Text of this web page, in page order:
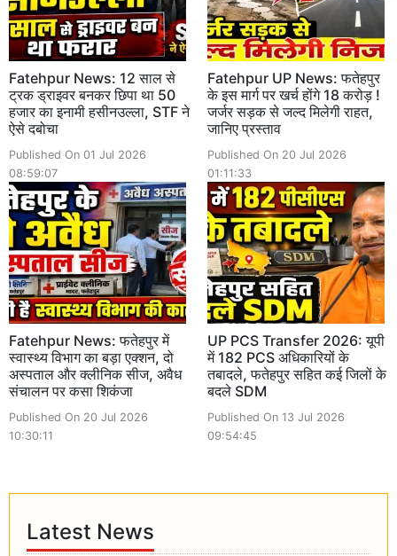
Fatehpur News: 12 साल से
ट्रक ड्राइवर बनकर छिपा था 50
हजार का इनामी हसीनउल्ला, STF ने
ऐसे दबोचा
Published On 01 Jul 2026
08:59:07
Fatehpur UP News: फतेहपुर
के इस मार्ग पर खर्च होंगे 18 करोड़ !
जर्जर सड़क से जल्द मिलेगी राहत,
जानिए प्रस्ताव
Published On 20 Jul 2026
01:11:33
Fatehpur News: फतेहपुर में
स्वास्थ्य विभाग का बड़ा एक्शन, दो
अस्पताल और क्लीनिक सीज, अवैध
संचालन पर कसा शिकंजा
Published On 20 Jul 2026
10:30:11
UP PCS Transfer 2026: यूपी
में 182 PCS अधिकारियों के
तबादले, फतेहपुर सहित कई जिलों के
बदले SDM
Published On 13 Jul 2026
09:54:45
Latest News